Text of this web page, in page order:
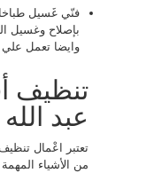
فنّي غَسيل
بإصلاح وغسيل
وايضا تعمل علي
تنظيف
عبد
تعتبر اعْمال
من الأشياء